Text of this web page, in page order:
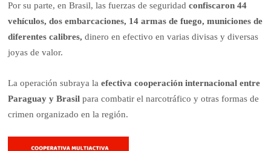
Por su parte, en Brasil, las fuerzas de seguridadconfiscaron 44
vehículos, dos embarcaciones, 14 armas de fuego, municiones de
diferentes calibres, dinero en efectivo en varias divisas y diversas
joyas de valor.
La operación subraya laefectiva cooperación internacional entre
Paraguay y Brasilpara combatir el narcotráfico y otras formas de
crimen organizado en la región.